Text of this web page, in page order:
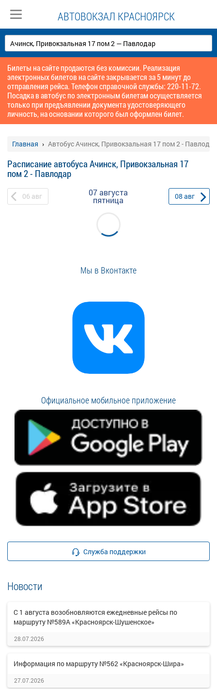
АВТОВОКЗАЛ КРАСНОЯРСК
Билеты на сайте продаются без комиссии. Реализация
электронных билетов на сайте закрывается за 5 минут до
отправления рейса. Телефон справочной службы: 220-11-72.
Посадка в автобус по электронным билетам осуществляется
только при предъявлении документа удостоверяющего
личность, на основании которого был оформлен билет.
Главная Автобус Ачинск, Привокзальная 17 пом 2 - Павлодар
Расписание автобуса Ачинск, Привокзальная 17
пом 2 - Павлодар
06 авг 07 августа
пятница 08 авг
Мы в Вконтакте
Официальное мобильное приложение
Служба поддержки
Новости
С 1 августа возобновляются ежедневные рейсы по
маршруту №589А «Красноярск-Шушенское»
28.07.2026
Информация по маршруту №562 «Красноярск-Шира»
27.07.2026